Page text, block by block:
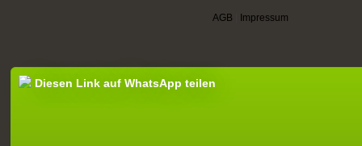
AGB Impressum
Diesen Link auf WhatsApp teilen